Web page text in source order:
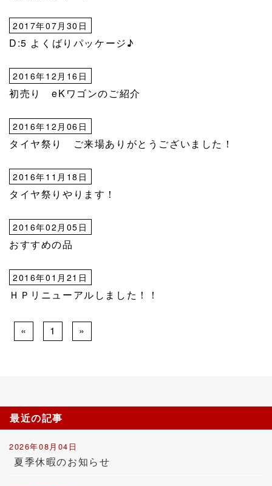
2017年07月30日
D:5 よくばりパッケージ♪
2016年12月16日
初売り eKワゴンのご紹介
2016年12月06日
タイヤ祭り ご来場ありがとうございました！
2016年11月18日
タイヤ祭りやります！
2016年02月05日
おすすめの品
2016年01月21日
ＨＰリニューアルしました！！
« 1 »
最近の記事
2026年08月04日
夏季休暇のお知らせ